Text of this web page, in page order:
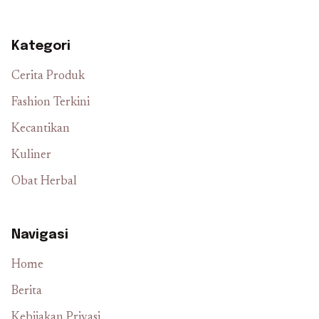
Kategori
Cerita Produk
Fashion Terkini
Kecantikan
Kuliner
Obat Herbal
Navigasi
Home
Berita